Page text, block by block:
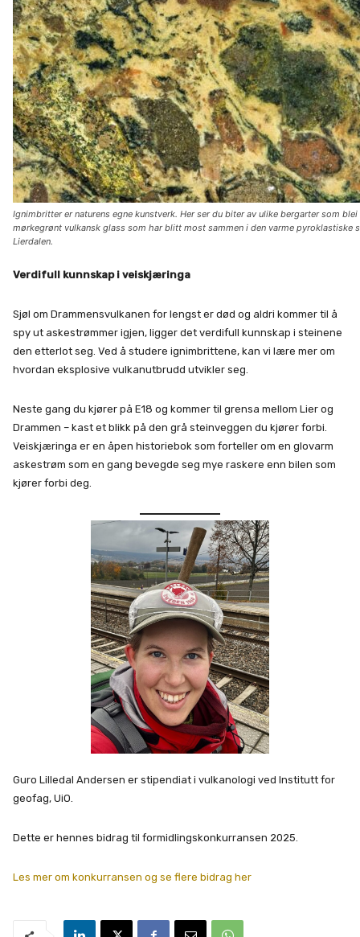
Ignimbritter er naturens egne kunstverk. Her ser du biter av ulike bergarter som
mørkegrønt vulkansk glass som har blitt most sammen i den varme pyroklastiske
Lierdalen.
Verdifull kunnskap i veiskjæringa
Sjøl om Drammensvulkanen for lengst er død og aldri kommer til å
spy ut askestrømmer igjen, ligger det verdifull kunnskap i steinene
den etterlot seg. Ved å studere ignimbrittene, kan vi lære mer om
hvordan eksplosive vulkanutbrudd utvikler seg.
Neste gang du kjører på E18 og kommer til grensa mellom Lier og
Drammen – kast et blikk på den grå steinveggen du kjører forbi.
Veiskjæringa er en åpen historiebok som forteller om en glovarm
askestrøm som en gang bevegde seg mye raskere enn bilen som
kjører forbi deg.
Guro Lilledal Andersen er stipendiat i vulkanologi ved Institutt for
geofag, UiO.
Dette er hennes bidrag til formidlingskonkurransen 2025.
Les mer om konkurransen og se flere bidrag her